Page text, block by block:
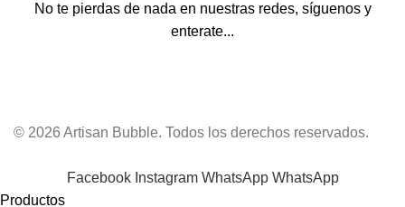
No te pierdas de nada en nuestras redes, síguenos y
enterate...
© 2026 Artisan Bubble. Todos los derechos reservados.
Facebook Instagram WhatsApp WhatsApp
Productos